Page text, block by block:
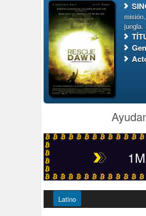
jungla.
Latino